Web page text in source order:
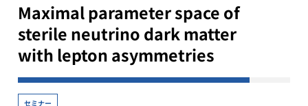
Maximal parameter space of
sterile neutrino dark matter
with lepton asymmetries
セミナー